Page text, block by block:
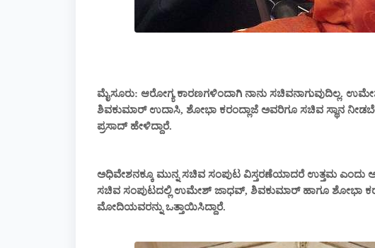
ಮೈಸೂರು: ಆರೋಗ್ಯ ಕಾರಣಗಳಿಂದಾಗಿ ನಾನು ಸಚಿವನಾಗುವುದಿಲ್ಲ.
ಶಿವಕುಮಾರ್ ಉದಾಸಿ, ಶೋಭಾ ಕರಂದ್ಲಾಜೆ ಅವರಿಗೂ ಸಚಿವ ಸ್ಥಾನ
ಪ್ರಸಾದ್ ಹೇಳಿದ್ದಾರೆ.
ಅಧಿವೇಶನಕ್ಕೂ ಮುನ್ನ ಸಚಿವ ಸಂಪುಟ ವಿಸ್ತರಣೆಯಾದರೆ ಉತ್ತಮ ಎಂದು
ಸಚಿವ ಸಂಪುಟದಲ್ಲಿ ಉಮೇಶ್ ಜಾಧವ್, ಶಿವಕುಮಾರ್ ಹಾಗೂ ಶೋಭಾ
ಮೋದಿಯವರನ್ನು ಒತ್ತಾಯಿಸಿದ್ದಾರೆ.